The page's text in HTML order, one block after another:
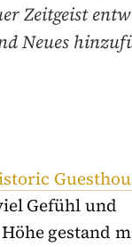
Zeitgeist
Neues
Gefühl und
gestand